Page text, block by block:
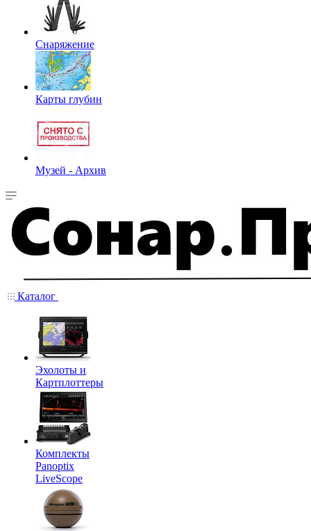
Снаряжение
Карты глубин
Музей - Архив
Каталог
Эхолоты и
Картплоттеры
Комплекты
Panoptix
LiveScope